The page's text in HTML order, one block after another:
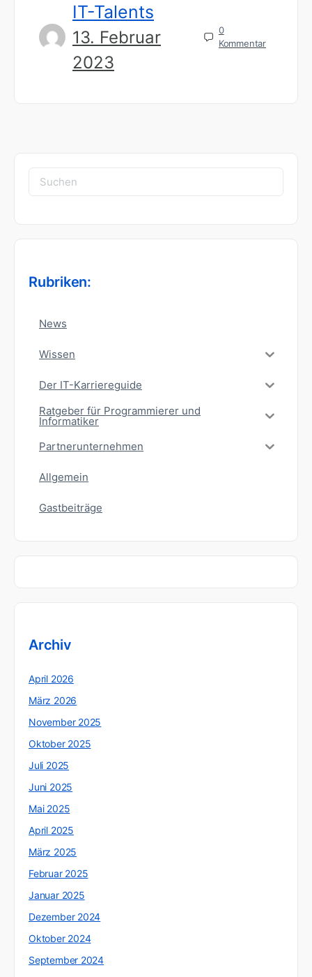
IT-Talents
13. Februar
2023
0
Kommentar
Suchen
nach:
Rubriken:
News
Wissen
Der IT-Karriereguide
Ratgeber für Programmierer und
Informatiker
Partnerunternehmen
Allgemein
Gastbeiträge
Archiv
April 2026
März 2026
November 2025
Oktober 2025
Juli 2025
Juni 2025
Mai 2025
April 2025
März 2025
Februar 2025
Januar 2025
Dezember 2024
Oktober 2024
September 2024